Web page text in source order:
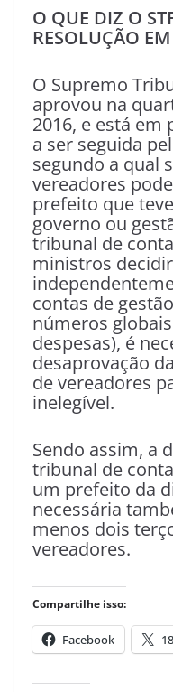
O QUE DIZ O
RESOLUÇÃO
O Supremo
aprovou na
2016, e está em
a ser seguida
segundo a qual
vereadores
prefeito que
governo ou
tribunal de
ministros
contas de
números
despesas), é
desaprovação
de vereadores
inelegível.
Sendo assim, a
tribunal de
um prefeito da
necessária
menos dois
vereadores.
Compartilhe isso:
Facebook